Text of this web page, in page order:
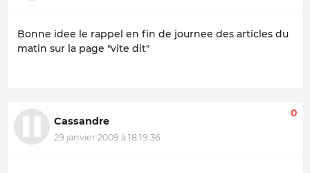
Bonne idee le rappel en fin de journee des articles du
matin sur la page "vite dit"
Cassandre
29 janvier 2009 à 18:19:36
0